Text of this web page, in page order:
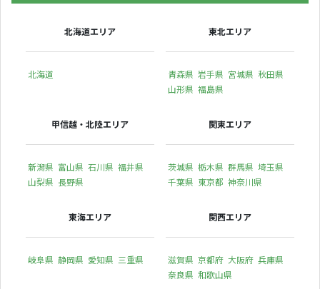
北海道エリア
北海道
東北エリア
青森県 岩手県 宮城県 秋田県
山形県 福島県
甲信越・北陸エリア
新潟県 富山県 石川県 福井県
山梨県 長野県
関東エリア
茨城県 栃木県 群馬県 埼玉県
千葉県 東京都 神奈川県
東海エリア
岐阜県 静岡県 愛知県 三重県
関西エリア
滋賀県 京都府 大阪府 兵庫県
奈良県 和歌山県